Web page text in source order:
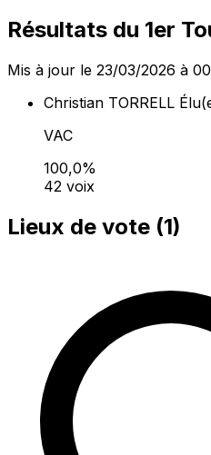
Résultats du 1er
Mis à jour le 23/03/2026 à
Christian TORRELL
VAC
100,0%
42 voix
Lieux de vote (1)